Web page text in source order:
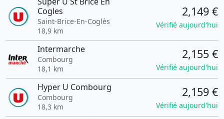
Cogles
Saint-Brice-En-Coglès
18,9 km
2,149 €
Vérifié aujourd'hui
Intermarche
Combourg
18,1 km
2,155 €
Vérifié aujourd'hui
Hyper U Combourg
Combourg
18,3 km
2,159 €
Vérifié aujourd'hui